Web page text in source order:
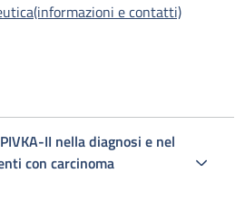
e contatti)
II nella diagnosi e nel
con carcinoma